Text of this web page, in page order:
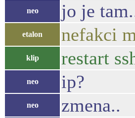
neo jo je
etalon nefakci
klip restart
neo ip?
neo zmena..